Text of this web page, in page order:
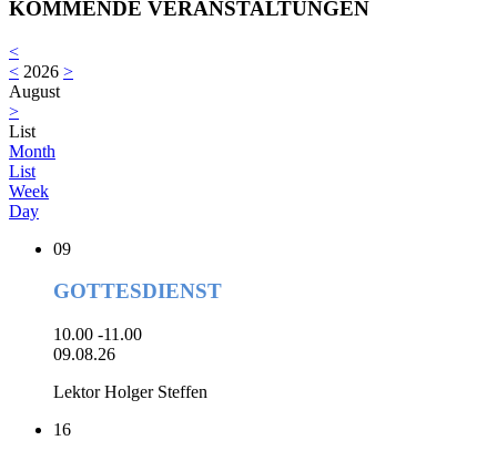
KOMMENDE VERANSTALTUNGEN
<
< 2026 >
August
>
List
Month
List
Week
Day
09
GOTTESDIENST
10.00 -11.00
09.08.26
Lektor Holger Steffen
16